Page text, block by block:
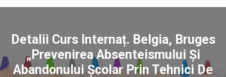
Detalii Curs Internaț. Belgia, Bruges
„Prevenirea Absenteismului Și
Abandonului Școlar Prin Tehnici De